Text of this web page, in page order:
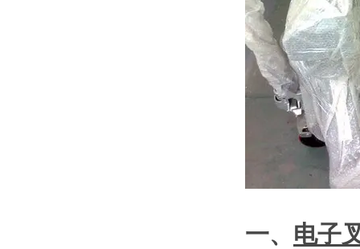
一、 电子